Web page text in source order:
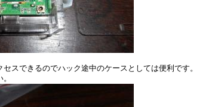
スできるのでハック途中のケースとしては便利です。